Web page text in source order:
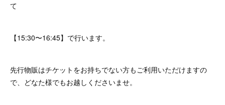
て
【15:30〜16:45】で行います。
先行物販はチケットをお持ちでない方もご利用いただけますの
で、どなた様でもお越しくださいませ。